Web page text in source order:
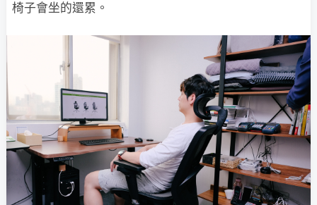
椅子會坐的還累。